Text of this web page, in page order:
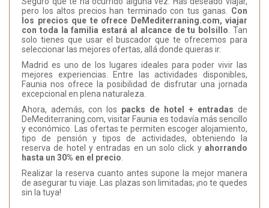
pero los altos precios han terminado con tus ganas. Con
los precios que te ofrece DeMediterraning.com, viajar
con toda la familia estará al alcance de tu bolsillo. Tan
solo tienes que usar el buscador que te ofrecemos para
seleccionar las mejores ofertas, allá donde quieras ir.
Madrid es uno de los lugares ideales para poder vivir las
mejores experiencias. Entre las actividades disponibles,
Faunia nos ofrece la posibilidad de disfrutar una jornada
excepcional en plena naturaleza.
Ahora, además, con los packs de hotel + entradas de
DeMediterraning.com, visitar Faunia es todavía más sencillo
y económico. Las ofertas te permiten escoger alojamiento,
tipo de pensión y tipos de actividades, obteniendo la
reserva de hotel y entradas en un solo click y ahorrando
hasta un 30% en el precio.
Realizar la reserva cuanto antes supone la mejor manera
de asegurar tu viaje. Las plazas son limitadas; ¡no te quedes
sin la tuya!